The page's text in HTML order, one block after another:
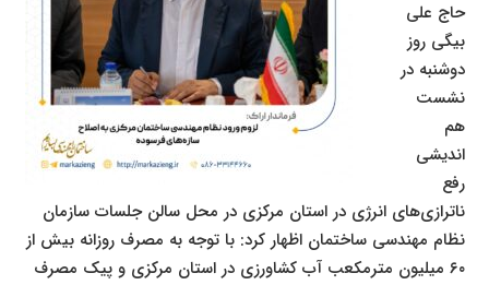
حاج علی
بیگی روز
دوشنبه در
نشست
هم
اندیشی
رفع
ناترازی‌های انرژی در استان مرکزی در محل سالن جلسات سازمان
نظام مهندسی ساختمان اظهار کرد: با توجه به مصرف روزانه بیش از
۶۰ میلیون مترمکعب آب کشاورزی در استان مرکزی و پیک مصرف